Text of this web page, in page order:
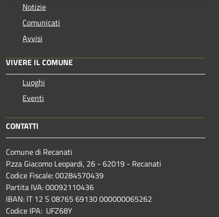
Notizie
Comunicati
Avvisi
VIVERE IL COMUNE
Luoghi
Eventi
CONTATTI
Comune di Recanati
P.zza Giacomo Leopardi, 26 - 62019 - Recanati
Codice Fiscale: 00284570439
Partita IVA: 00092110436
IBAN: IT 12 S 08765 69130 000000065262
Codice IPA: UFZ68Y